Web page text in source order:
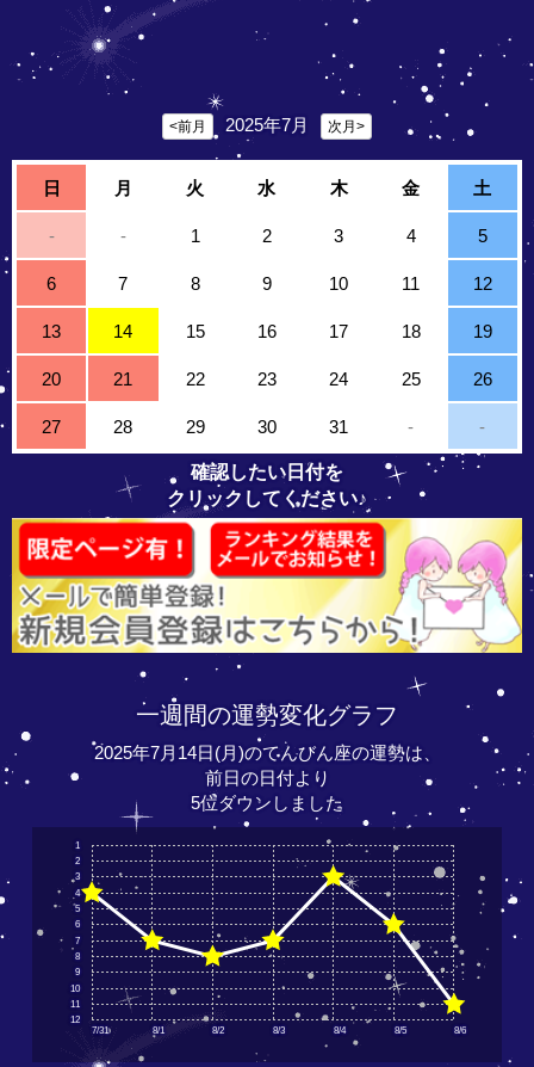
<前月 2025年7月 次月>
日 月 火 水 木 金 土
- - 1 2 3 4 5
6 7 8 9 10 11 12
13 14 15 16 17 18 19
20 21 22 23 24 25 26
27 28 29 30 31 - -
確認したい日付を
クリックしてください♪
一週間の運勢変化グラフ
2025年7月14日(月)のてんびん座の運勢は、
前日の日付より
5位ダウンしました
7/31 8/1 8/2 8/3 8/4 8/5 8/6
12
11
10
9
8
7
6
5
4
3
2
1